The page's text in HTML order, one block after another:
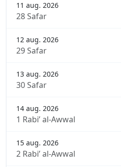
11 aug. 2026
28 Safar
12 aug. 2026
29 Safar
13 aug. 2026
30 Safar
14 aug. 2026
1 Rabi’ al-Awwal
15 aug. 2026
2 Rabi’ al-Awwal